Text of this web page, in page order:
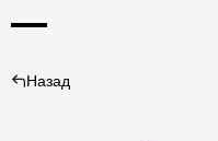
Назад